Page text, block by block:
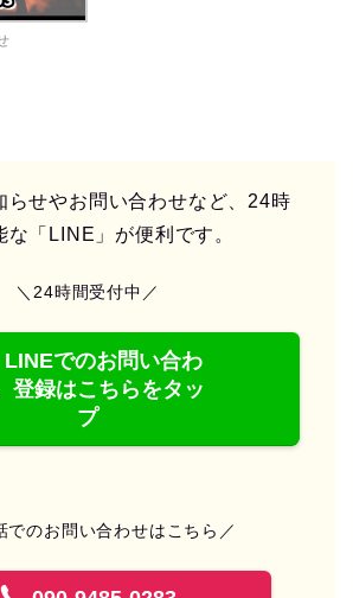
せやお問い合わせなど、24時
な「LINE」が便利です。
＼24時間受付中／
LINEでのお問い合わ
登録はこちらをタッ
プ
でのお問い合わせはこちら／